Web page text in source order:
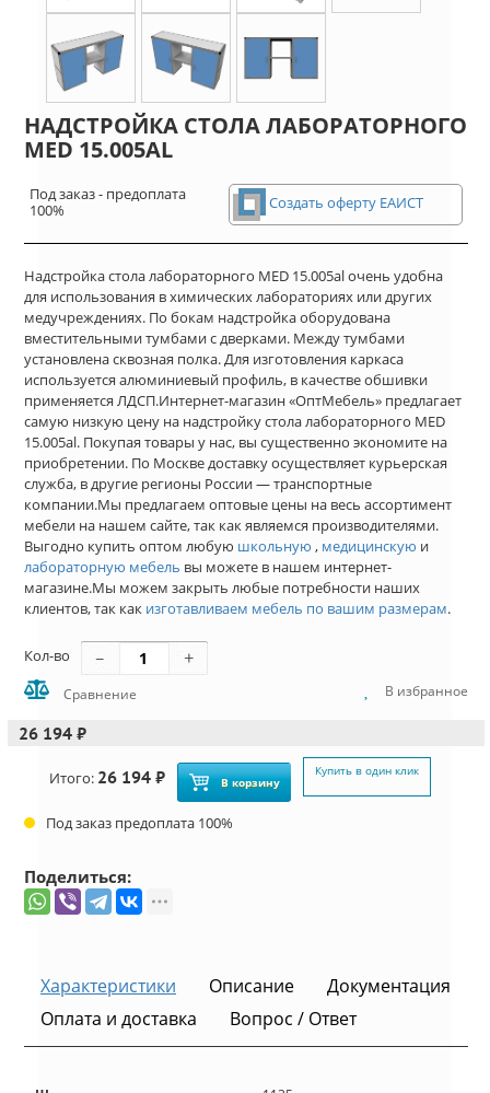
НАДСТРОЙКА СТОЛА ЛАБОРАТОРНОГО
MED 15.005AL
Под заказ - предоплата
100%
Создать оферту ЕАИСТ
Надстройка стола лабораторного MED 15.005al очень удобна
для использования в химических лабораториях или других
медучреждениях. По бокам надстройка оборудована
вместительными тумбами с дверками. Между тумбами
установлена сквозная полка. Для изготовления каркаса
используется алюминиевый профиль, в качестве обшивки
применяется ЛДСП.Интернет-магазин «ОптМебель» предлагает
самую низкую цену на надстройку стола лабораторного MED
15.005al. Покупая товары у нас, вы существенно экономите на
приобретении. По Москве доставку осуществляет курьерская
служба, в другие регионы России — транспортные
компании.Мы предлагаем оптовые цены на весь ассортимент
мебели на нашем сайте, так как являемся производителями.
Выгодно купить оптом любую школьную , медицинскую и
лабораторную мебель вы можете в нашем интернет-
магазине.Мы можем закрыть любые потребности наших
клиентов, так как изготавливаем мебель по вашим размерам.
Кол-во
Сравнение В избранное
26 194 ₽
Итого: 26 194 ₽ В корзину
Купить в один клик
Под заказ предоплата 100%
Поделиться:
Характеристики Описание
Документация
Оплата и доставка
Вопрос / Ответ